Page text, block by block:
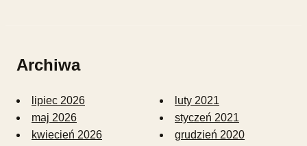
Archiwa
lipiec 2026
maj 2026
kwiecień 2026
luty 2021
styczeń 2021
grudzień 2020